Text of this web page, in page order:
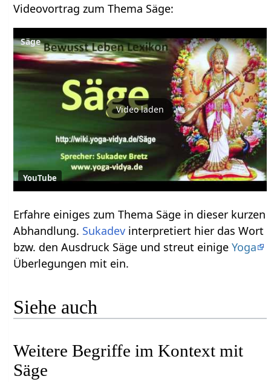
Videovortrag zum Thema Säge‏‎:
Säge‏‎
Video laden
YouTube
Erfahre einiges zum Thema Säge‏‎ in dieser kurzen
Abhandlung. Sukadev interpretiert hier das Wort
bzw. den Ausdruck Säge‏‎ und streut einigeYoga
Überlegungen mit ein.
Siehe auch
Weitere Begriffe im Kontext mit